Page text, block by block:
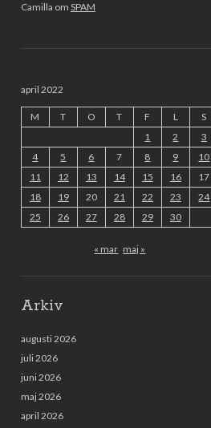
Camilla om SPAM
april 2022
M T O T F L
S
1
2
3
4
5 6 7 8 9
10
11
12 13 14 15 16
17
18
19 20 21 22 23
24
25
26 27 28 29 30
« mar maj »
Arkiv
augusti 2026
juli 2026
juni 2026
maj 2026
april 2026